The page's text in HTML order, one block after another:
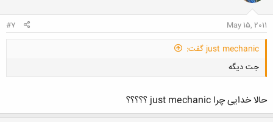
May 15, 2011
#7
just mechanic گفت:
جت دیگه
حالا خدایی چرا just mechanic ؟؟؟؟؟